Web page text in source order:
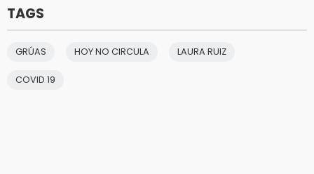
TAGS
GRÚAS HOY NO CIRCULA LAURA RUIZ
COVID 19